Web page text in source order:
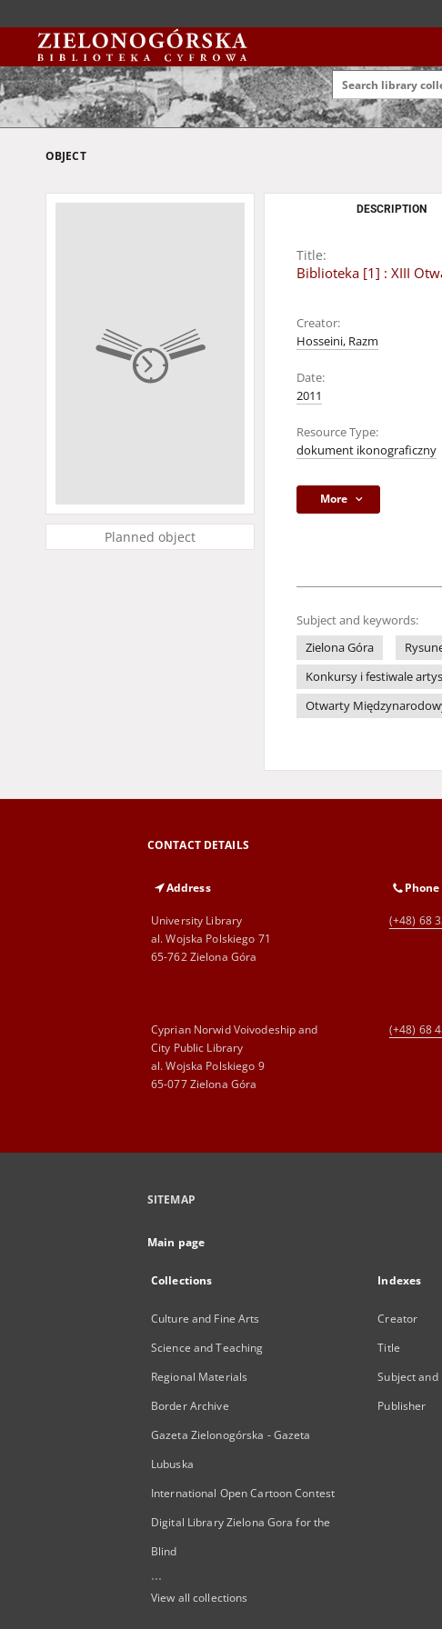
OBJECT
Planned object
DESCRIPTION
Title:
Biblioteka [1] : XIII
Creator:
Hosseini, Razm
Date:
2011
Resource Type:
dokument ikonograficzny
More
Subject and keywords:
Zielona Góra
Konkursy i festiwale
Otwarty
CONTACT DETAILS
Address
University Library
al. Wojska Polskiego 71
65-762 Zielona Góra
Phone
(+48) 68
Cyprian Norwid Voivodeship and
City Public Library
al. Wojska Polskiego 9
65-077 Zielona Góra
(+48) 68
SITEMAP
Main page
Collections
Culture and Fine Arts
Science and Teaching
Regional Materials
Border Archive
Gazeta Zielonogórska - Gazeta
Lubuska
International Open Cartoon Contest
Digital Library Zielona Gora for the
Blind
...
View all collections
Indexes
Creator
Title
Subject and
Publisher